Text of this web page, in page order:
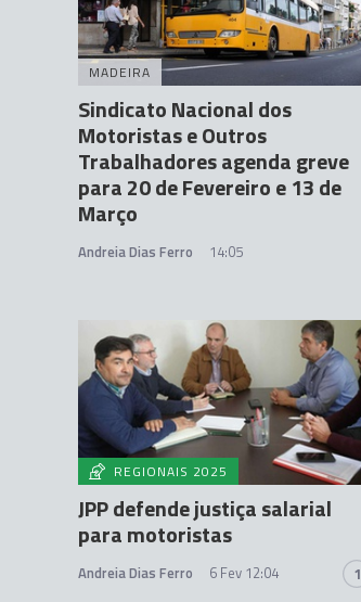
MADEIRA
Sindicato Nacional dos
Motoristas e Outros
Trabalhadores agenda greve
para 20 de Fevereiro e 13 de
Março
Andreia Dias Ferro 14:05
REGIONAIS 2025
JPP defende justiça salarial
para motoristas
Andreia Dias Ferro 6 Fev 12:04 1